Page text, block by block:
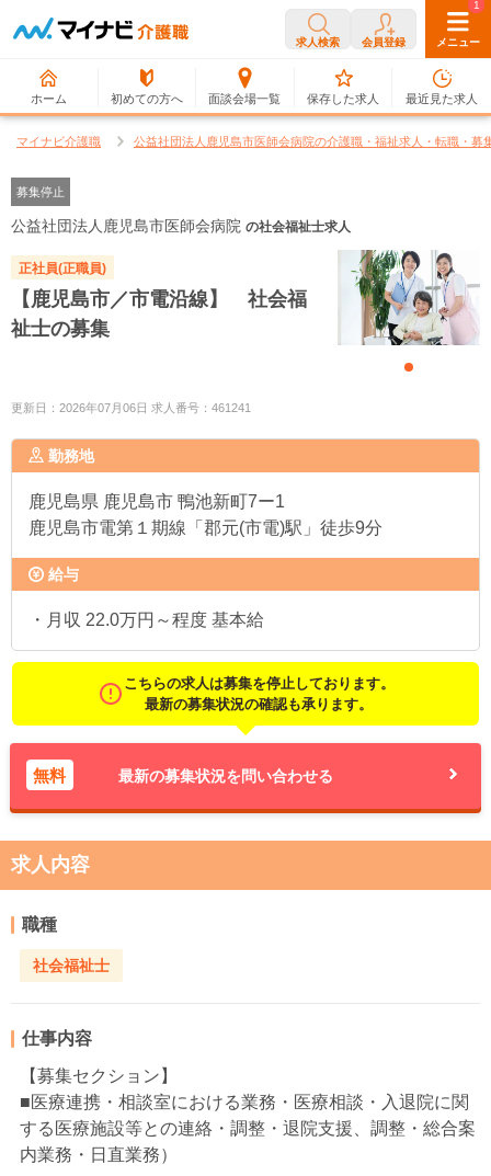
求人検索 会員登録 メニュー
ホーム 初めての方へ 面談会場一覧
0
保存した求人
1
最近見た求人
マイナビ介護職 公益社団法人鹿児島市医師会病院の介護職・福祉求人・転職・募
募集停止
公益社団法人鹿児島市医師会病院 の社会福祉士求人
正社員(正職員)
【鹿児島市／市電沿線】 社会福
祉士の募集
更新日：2026年07月06日 求人番号：461241
勤務地
鹿児島県 鹿児島市 鴨池新町7ー1
鹿児島市電第１期線「郡元(市電)駅」徒歩9分
給与
・月収 22.0万円～程度 基本給
こちらの求人は募集を停止しております。
最新の募集状況の確認も承ります。
無料 最新の募集状況を問い合わせる
求人内容
職種
社会福祉士
仕事内容
【募集セクション】
■医療連携・相談室における業務・医療相談・入退院に関
する医療施設等との連絡・調整・退院支援、調整・総合案
内業務・日直業務）